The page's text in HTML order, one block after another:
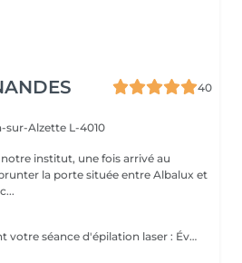
40
sur-Alzette L-4010
la porte située entre Albalux et
Démarches à suivre avant votre séance d'épilation laser : Évitez l'exposition au soleil : Évitez toute exposition directe au soleil ou aux UV artificiels pendant au moins deux semaines avant votre séance. Utilisez un écran solaire si vous devez sortir. Rasez les zones à traiter : Rasez les zones à épiler 24 à 48 heures avant votre rendez-vous. Ne vous épilez pas à la cire ou à la pince à épiler, car cela enlève la racine du poil que le laser cible. Évitez les crèmes et lotions : N'appliquez pas de crèmes, lotions, parfums ou déodorants sur les zones à traiter le jour de votre séance. Évitez les traitements irritants : Évitez les traitements de peau irritants comme les peelings chimiques ou les crèmes à base de rétinol une semaine avant votre rendez-vous. Signalez toute médication : Informez-nous de toute médication ou traitement que vous suivez, car certains médicaments peuvent augmenter la sensibilité de la peau au laser. Hydratez votre peau : Assurez-vous que votre peau est bien hydratée, mais ne mettez pas de produits hydratants le jour de la séance. Merci et à très bientôt. Cordialement, L'équipe de DF Divine Beauty,